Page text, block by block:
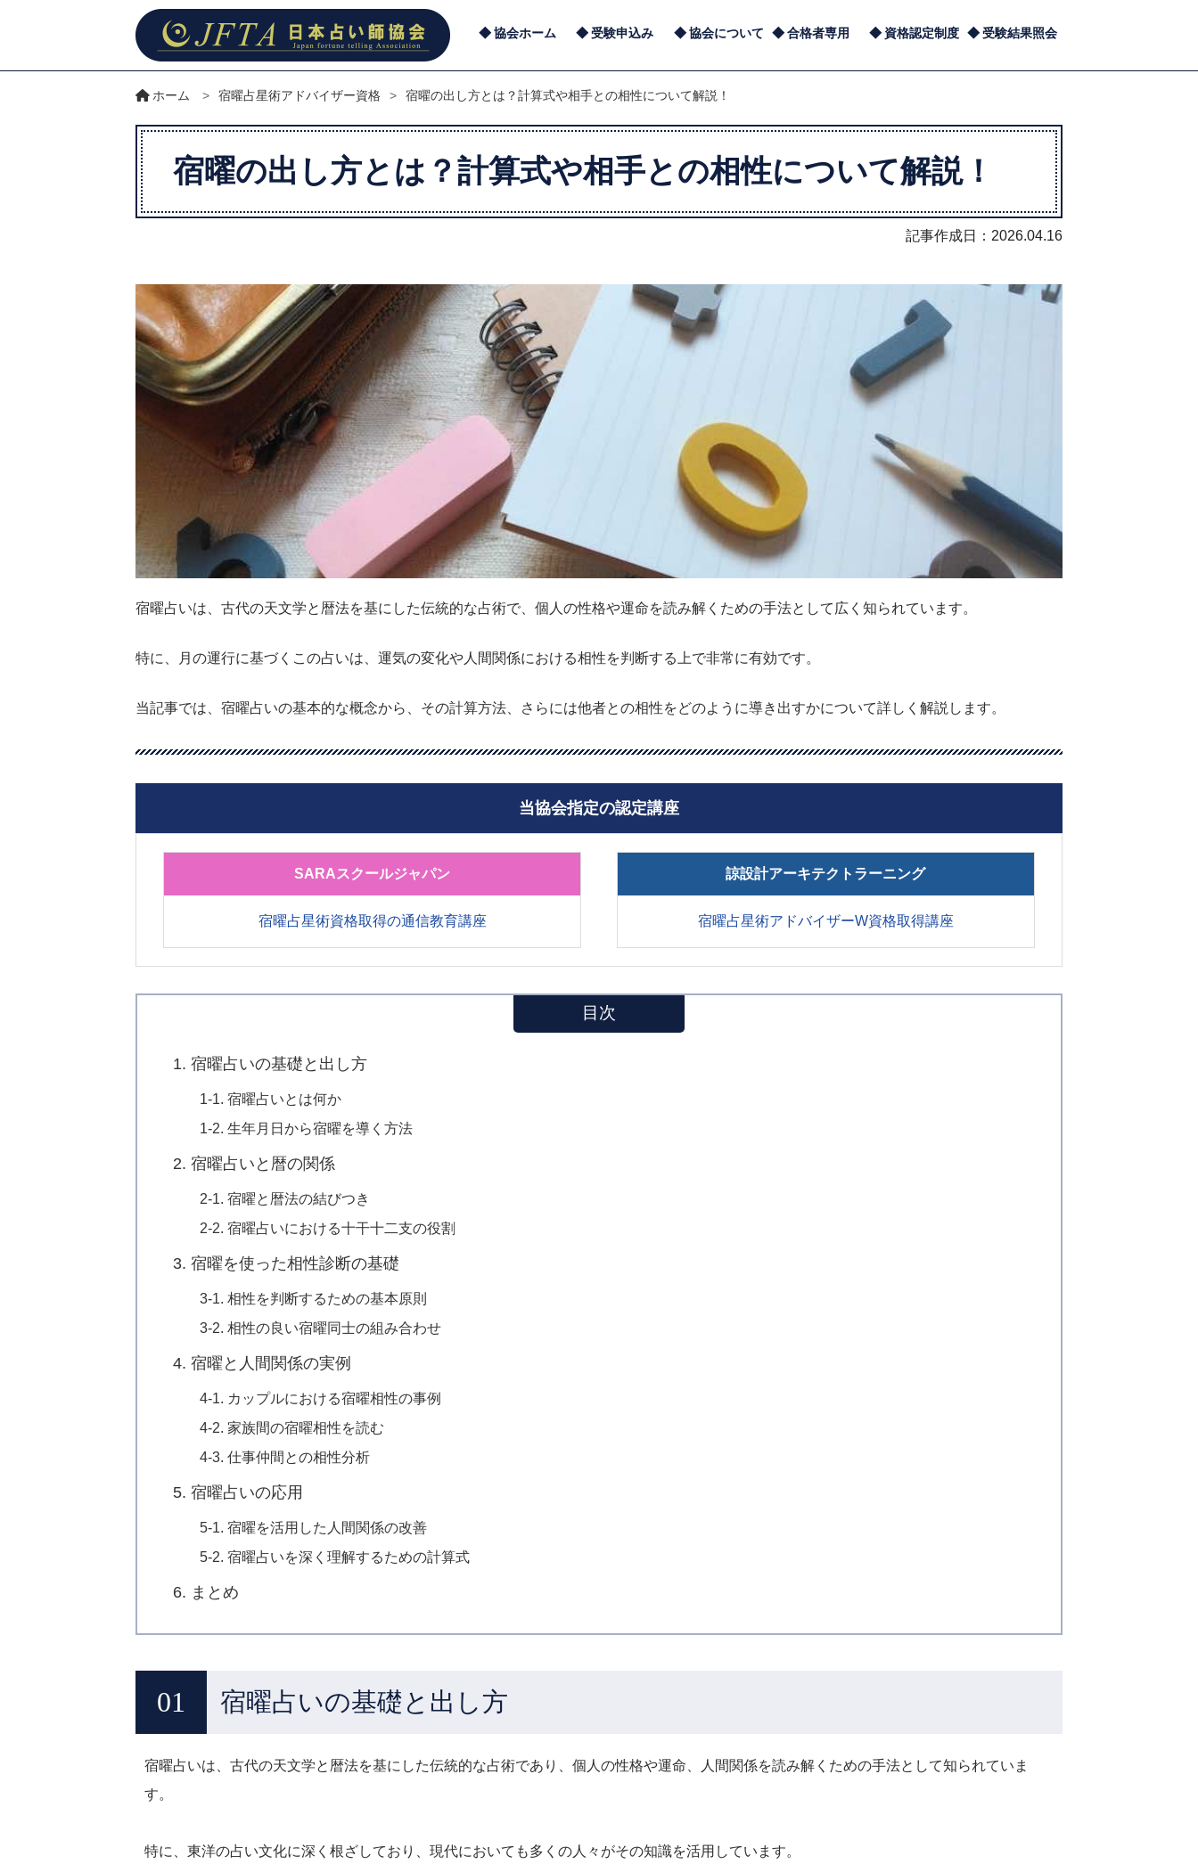
協会ホーム 受験申込み 協会について 合格者専用 資格認定制度 受験結果照会
ホーム > 宿曜占星術アドバイザー資格 > 宿曜の出し方とは？計算式や相手との相性について解説！
宿曜の出し方とは？計算式や相手との相性について解説！
記事作成日：2026.04.16
宿曜占いは、古代の天文学と暦法を基にした伝統的な占術で、個人の性格や運命を読み解くための手法として広く知られています。
特に、月の運行に基づくこの占いは、運気の変化や人間関係における相性を判断する上で非常に有効です。
当記事では、宿曜占いの基本的な概念から、その計算方法、さらには他者との相性をどのように導き出すかについて詳しく解説します。
当協会指定の認定講座
SARAスクールジャパン
宿曜占星術資格取得の通信教育講座
諒設計アーキテクトラーニング
宿曜占星術アドバイザーW資格取得講座
目次
1. 宿曜占いの基礎と出し方
1-1. 宿曜占いとは何か
1-2. 生年月日から宿曜を導く方法
2. 宿曜占いと暦の関係
2-1. 宿曜と暦法の結びつき
2-2. 宿曜占いにおける十干十二支の役割
3. 宿曜を使った相性診断の基礎
3-1. 相性を判断するための基本原則
3-2. 相性の良い宿曜同士の組み合わせ
4. 宿曜と人間関係の実例
4-1. カップルにおける宿曜相性の事例
4-2. 家族間の宿曜相性を読む
4-3. 仕事仲間との相性分析
5. 宿曜占いの応用
5-1. 宿曜を活用した人間関係の改善
5-2. 宿曜占いを深く理解するための計算式
6. まとめ
宿曜占いの基礎と出し方
宿曜占いは、古代の天文学と暦法を基にした伝統的な占術であり、個人の性格や運命、人間関係を読み解くための手法として知られていま
す。
特に、東洋の占い文化に深く根ざしており、現代においても多くの人々がその知識を活用しています。